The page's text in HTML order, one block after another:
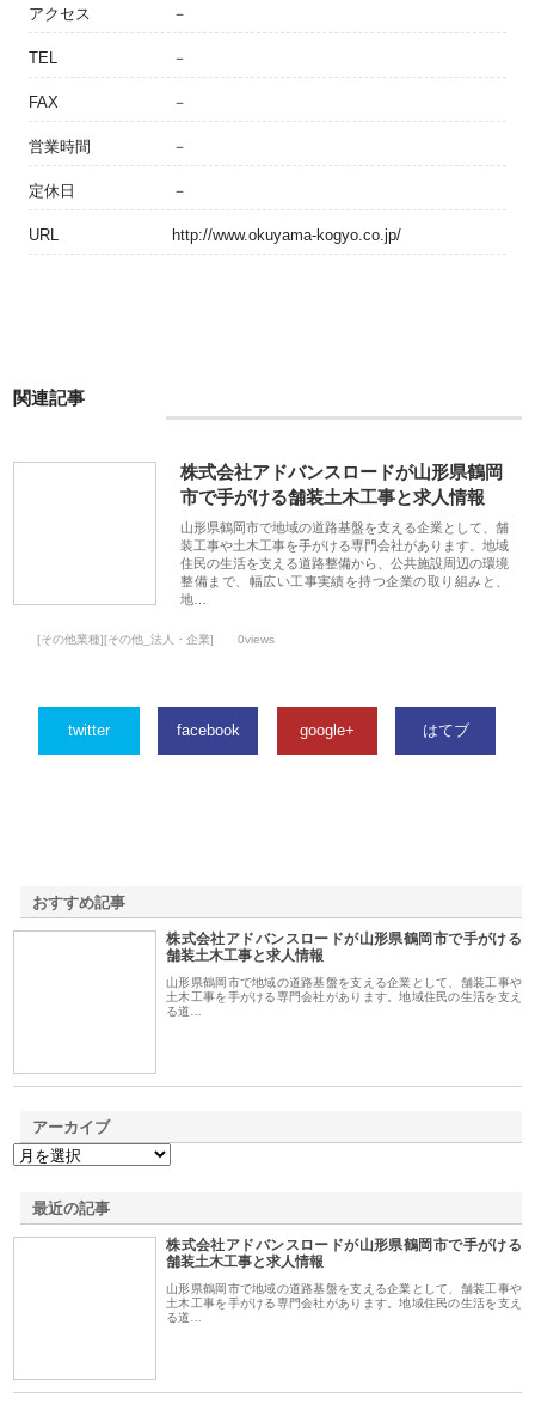
アクセス －
TEL －
FAX －
営業時間 －
定休日 －
URL http://www.okuyama-kogyo.co.jp/
関連記事
株式会社アドバンスロードが山形県鶴岡
市で手がける舗装土木工事と求人情報
山形県鶴岡市で地域の道路基盤を支える企業として、舗
装工事や土木工事を手がける専門会社があります。地域
住民の生活を支える道路整備から、公共施設周辺の環境
整備まで、幅広い工事実績を持つ企業の取り組みと、
地…
[その他業種][その他_法人・企業] 0views
twitter facebook google+ はてブ
おすすめ記事
株式会社アドバンスロードが山形県鶴岡市で手がける
舗装土木工事と求人情報
山形県鶴岡市で地域の道路基盤を支える企業として、舗装工事や
土木工事を手がける専門会社があります。地域住民の生活を支え
る道…
アーカイブ
最近の記事
株式会社アドバンスロードが山形県鶴岡市で手がける
舗装土木工事と求人情報
山形県鶴岡市で地域の道路基盤を支える企業として、舗装工事や
土木工事を手がける専門会社があります。地域住民の生活を支え
る道…